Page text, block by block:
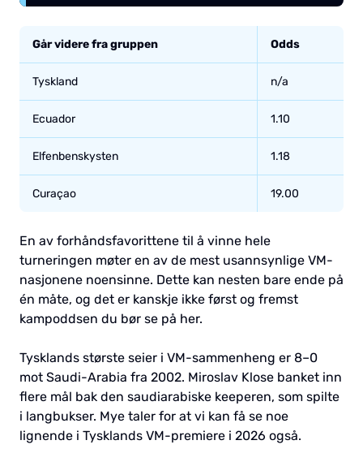
Går videre fra gruppen Odds
Tyskland n/a
Ecuador 1.10
Elfenbenskysten 1.18
Curaçao 19.00
En av forhåndsfavorittene til å vinne hele
turneringen møter en av de mest usannsynlige VM-
nasjonene noensinne. Dette kan nesten bare ende på
én måte, og det er kanskje ikke først og fremst
kampoddsen du bør se på her.
Tysklands største seier i VM-sammenheng er 8–0
mot Saudi-Arabia fra 2002. Miroslav Klose banket inn
flere mål bak den saudiarabiske keeperen, som spilte
i langbukser. Mye taler for at vi kan få se noe
lignende i Tysklands VM-premiere i 2026 også.